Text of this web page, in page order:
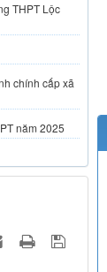
THPT Lộc
chính cấp xã
năm 2025